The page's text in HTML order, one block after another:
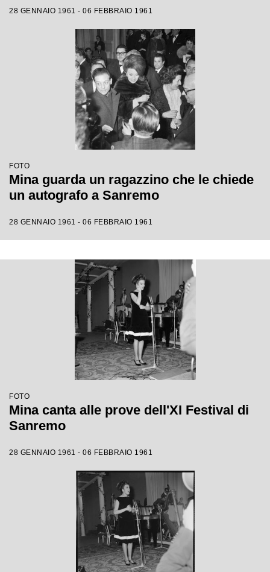
28 GENNAIO 1961 - 06 FEBBRAIO 1961
FOTO
Mina guarda un ragazzino che le chiede
un autografo a Sanremo
28 GENNAIO 1961 - 06 FEBBRAIO 1961
FOTO
Mina canta alle prove dell'XI Festival di
Sanremo
28 GENNAIO 1961 - 06 FEBBRAIO 1961